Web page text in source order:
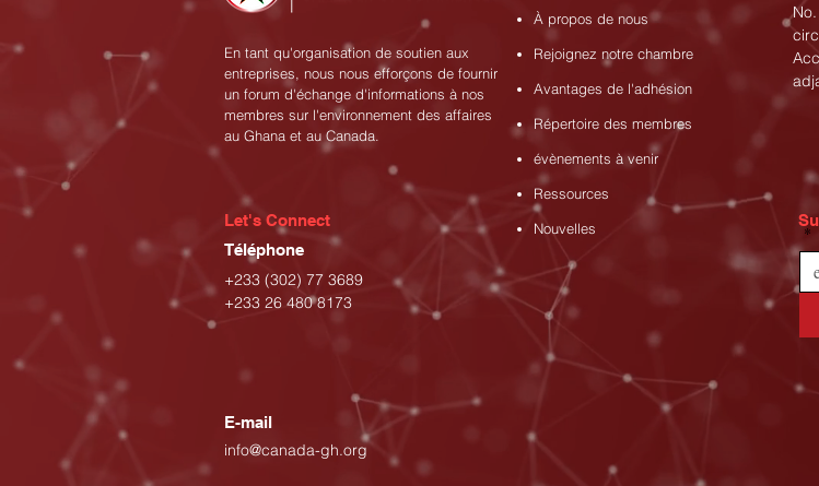
En tant qu'organisation de soutien aux
entreprises, nous nous efforçons de fournir
un forum d'échange d'informations à nos
membres sur l'environnement des affaires
au Ghana et au Canada.
Let's Connect
Téléphone
+233 (302) 77 3689
+233 26 480 8173
À propos de nous
Rejoignez notre chambre
Avantages de l'adhésion
Répertoire des membres
évènements à venir
Ressources
Nouvelles
*
E-mail
info@canada-gh.org